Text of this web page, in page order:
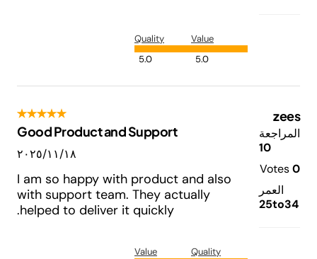
Value
5.0
Quality
5.0
zees
المراجعة
10
Votes0
العمر
25to34
Good Product and Support
١٨‏/١١‏/٢٠٢٥
I am so happy with product and also
with support team. They actually
helped to deliver it quickly.
Quality
Value